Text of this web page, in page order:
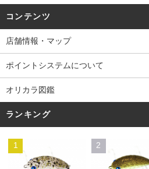
コンテンツ
店舗情報・マップ
ポイントシステムについて
オリカラ図鑑
ランキング
1 2